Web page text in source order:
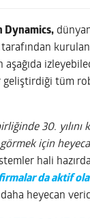
Dynamics,
tarafından
aşağıda
geliştirdiği tüm
30.
için
hali
da aktif
heyecan